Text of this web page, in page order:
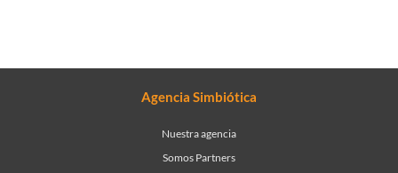
Agencia Simbiótica
Nuestra agencia
Somos Partners